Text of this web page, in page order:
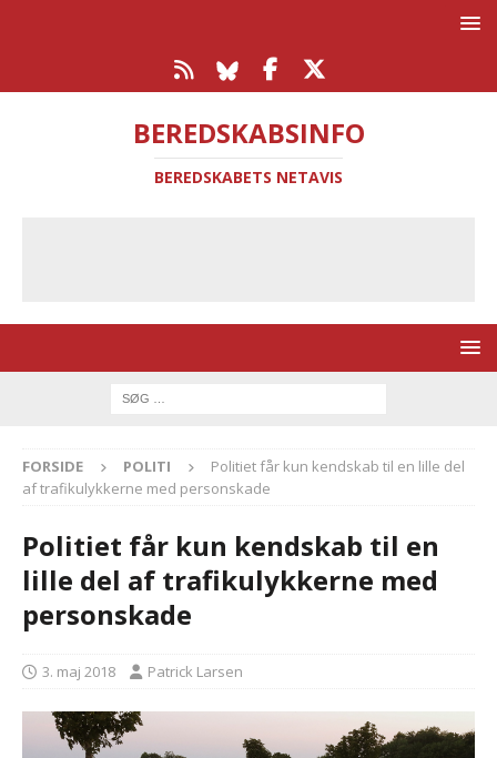
BEREDSKABSINFO
BEREDSKABETS NETAVIS
FORSIDE POLITI
Politiet får kun kendskab til en lille del
af trafikulykkerne med personskade
Politiet får kun kendskab til en
lille del af trafikulykkerne med
personskade
3. maj 2018 Patrick Larsen